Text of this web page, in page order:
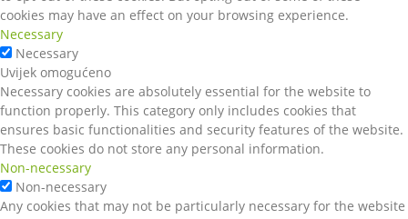
cookies may have an effect on your browsing experience.
Necessary
Necessary
Uvijek omogućeno
Necessary cookies are absolutely essential for the website to
function properly. This category only includes cookies that
ensures basic functionalities and security features of the website.
These cookies do not store any personal information.
Non-necessary
Non-necessary
Any cookies that may not be particularly necessary for the website